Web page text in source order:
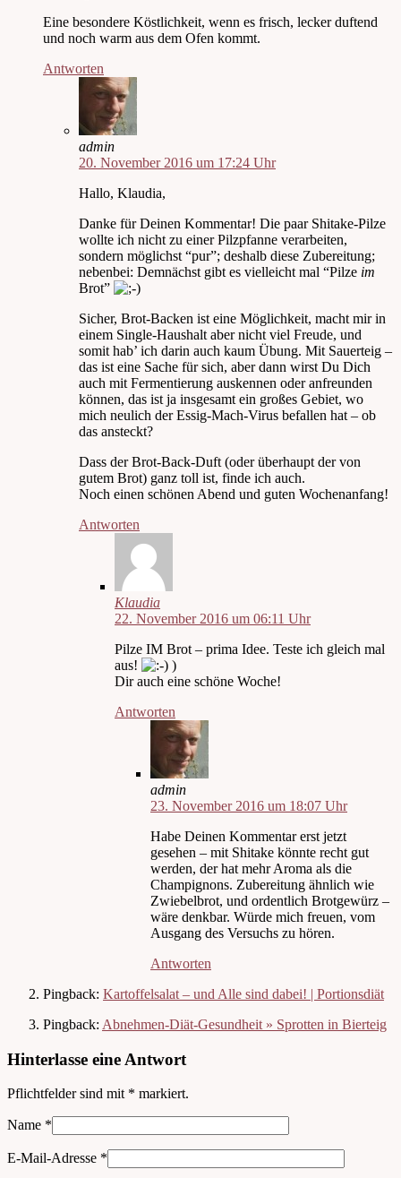
Eine besondere Köstlichkeit, wenn es frisch, lecker duftend
und noch warm aus dem Ofen kommt.
Antworten
admin
20. November 2016 um 17:24 Uhr
Hallo, Klaudia,
Danke für Deinen Kommentar! Die paar Shitake-Pilze
wollte ich nicht zu einer Pilzpfanne verarbeiten,
sondern möglichst “pur”; deshalb diese Zubereitung;
nebenbei: Demnächst gibt es vielleicht mal “Pilze im
Brot”
Sicher, Brot-Backen ist eine Möglichkeit, macht mir in
einem Single-Haushalt aber nicht viel Freude, und
somit hab’ ich darin auch kaum Übung. Mit Sauerteig –
das ist eine Sache für sich, aber dann wirst Du Dich
auch mit Fermentierung auskennen oder anfreunden
können, das ist ja insgesamt ein großes Gebiet, wo
mich neulich der Essig-Mach-Virus befallen hat – ob
das ansteckt?
Dass der Brot-Back-Duft (oder überhaupt der von
gutem Brot) ganz toll ist, finde ich auch.
Noch einen schönen Abend und guten Wochenanfang!
Antworten
Klaudia
22. November 2016 um 06:11 Uhr
Pilze IM Brot – prima Idee. Teste ich gleich mal
aus!
)
Dir auch eine schöne Woche!
Antworten
admin
23. November 2016 um 18:07 Uhr
Habe Deinen Kommentar erst jetzt
gesehen – mit Shitake könnte recht gut
werden, der hat mehr Aroma als die
Champignons. Zubereitung ähnlich wie
Zwiebelbrot, und ordentlich Brotgewürz –
wäre denkbar. Würde mich freuen, vom
Ausgang des Versuchs zu hören.
Antworten
Pingback: Kartoffelsalat – und Alle sind dabei! | Portionsdiät
Pingback: Abnehmen-Diät-Gesundheit » Sprotten in Bierteig
Hinterlasse eine Antwort
Pflichtfelder sind mit * markiert.
Name *
E-Mail-Adresse *